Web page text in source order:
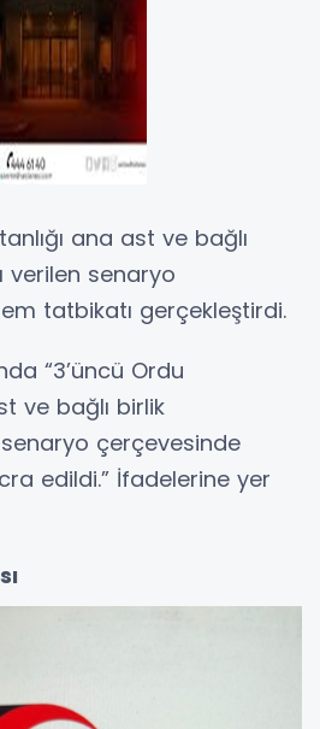
ana ast ve bağlı
verilen senaryo
tatbikatı gerçekleştirdi.
“3’üncü Ordu
ve bağlı birlik
senaryo çerçevesinde
edildi.” İfadelerine yer